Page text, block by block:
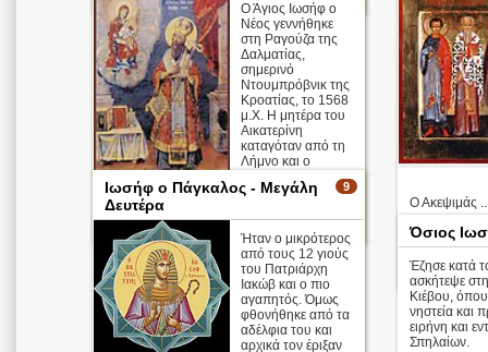
Ο Άγιος Ιωσήφ ο
Νέος γεννήθηκε
στη Ραγούζα της
Δαλματίας,
σημερινό
Ντουμπρόβνικ της
Κροατίας, το 1568
μ.Χ. Η μητέρα του
Αικατερίνη
καταγόταν από τη
Λήμνο και ο
Ιωάννης ήταν Βενετός καραβοκ ...
Ο Ακεψιμάς
Απολυτίκιο
9
Ιωσήφ ο Πάγκαλος - Μεγάλη
Δευτέρα
Ήταν ο μικρότερος
από τους 12 γιούς
του Πατριάρχη
Ιακώβ και ο πιο
αγαπητός. Όμως
φθονήθηκε από τα
αδέλφια του και
αρχικά τον έριξαν
Όσιος
Έζησε κατά
ασκήτεψε
Κιέβου,
νηστεία και
ειρήνη και
Σπηλαίων.